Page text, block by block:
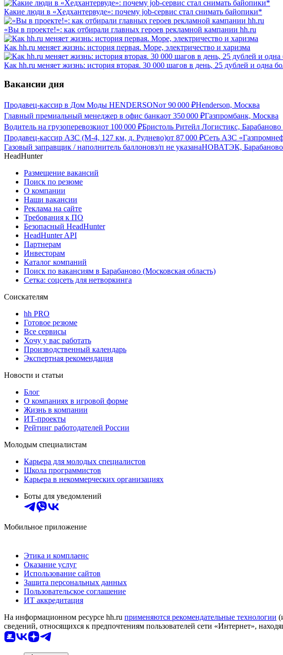
Какие люди в «Хедхантервуде»: почему job-сервис стал снимать байопики*
«Вы в проекте!»: как отбирали главных героев рекламной кампании hh.ru
Как hh.ru меняет жизнь: история первая. Море, электричество и харизма
Как hh.ru меняет жизнь: история вторая. 30 000 шагов в день, 25 дублей и одна
Вакансии дня
Продавец-кассир в Дом Моды HENDERSONот 90 000 ₽Henderson, Москва
Главный премиальный менеджер в офис банкаот 350 000 ₽Газпромбанк, Москва
Водитель на грузоперевозкиот 100 000 ₽Бристоль Ритейл Логистикс,
Продавец-кассир АЗС (М-4, 127 км, д. Руднево)от 87 000 ₽Сеть АЗС
Газовый заправщик / наполнитель баллоновз/п не указанаНОВАТЭК, Барабаново
HeadHunter
Размещение вакансий
Поиск по резюме
О компании
Наши вакансии
Реклама на сайте
Требования к ПО
Безопасный HeadHunter
HeadHunter API
Партнерам
Инвесторам
Каталог компаний
Поиск по вакансиям в Барабаново (Московская область)
Сетка: соцсеть для нетворкинга
Соискателям
hh PRO
Готовое резюме
Все сервисы
Хочу у вас работать
Производственный календарь
Экспертная рекомендация
Новости и статьи
Блог
О компаниях в игровой форме
Жизнь в компании
ИТ-проекты
Рейтинг работодателей России
Молодым специалистам
Карьера для молодых специалистов
Школа программистов
Карьера в некоммерческих организациях
Боты для уведомлений
Мобильное приложение
Этика и комплаенс
Оказание услуг
Использование сайтов
Защита персональных данных
Пользовательское соглашение
ИТ аккредитация
На информационном ресурсе hh.ru применяются рекомендательные технологии
сведений, относящихся к предпочтениям пользователей сети «Интернет»,